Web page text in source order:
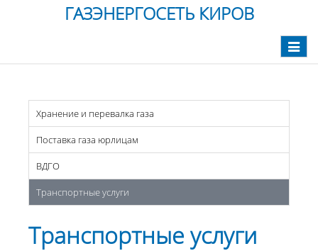
ГАЗЭНЕРГОСЕТЬ КИРОВ
Toggle
Хранение и перевалка газа
Поставка газа юрлицам
ВДГО
Транспортные услуги
Транспортные услуги